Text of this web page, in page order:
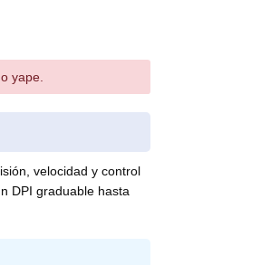
yape.
velocidad y control
DPI graduable hasta